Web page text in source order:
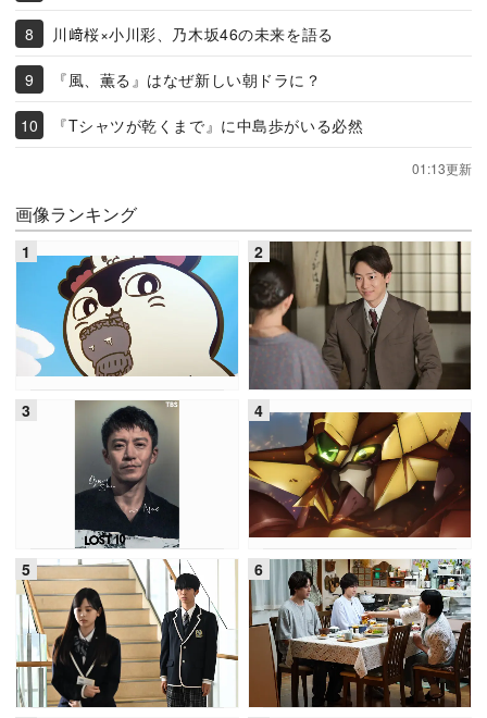
川﨑桜×小川彩、乃木坂46の未来を語る
『風、薫る』はなぜ新しい朝ドラに？
『Tシャツが乾くまで』に中島歩がいる必然
01:13更新
画像ランキング